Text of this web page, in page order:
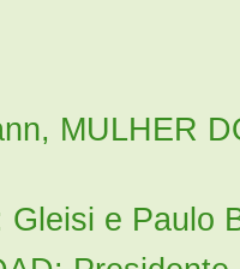
MULHER
Gleisi e Paulo